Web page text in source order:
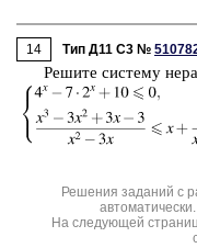
14 Тип Д11 C3 №
Ре­ши­те си­сте­му
Решения заданий с
На следующей